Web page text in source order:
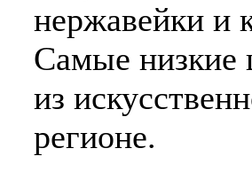
нержавейки и
Самые низкие
из
регионе.